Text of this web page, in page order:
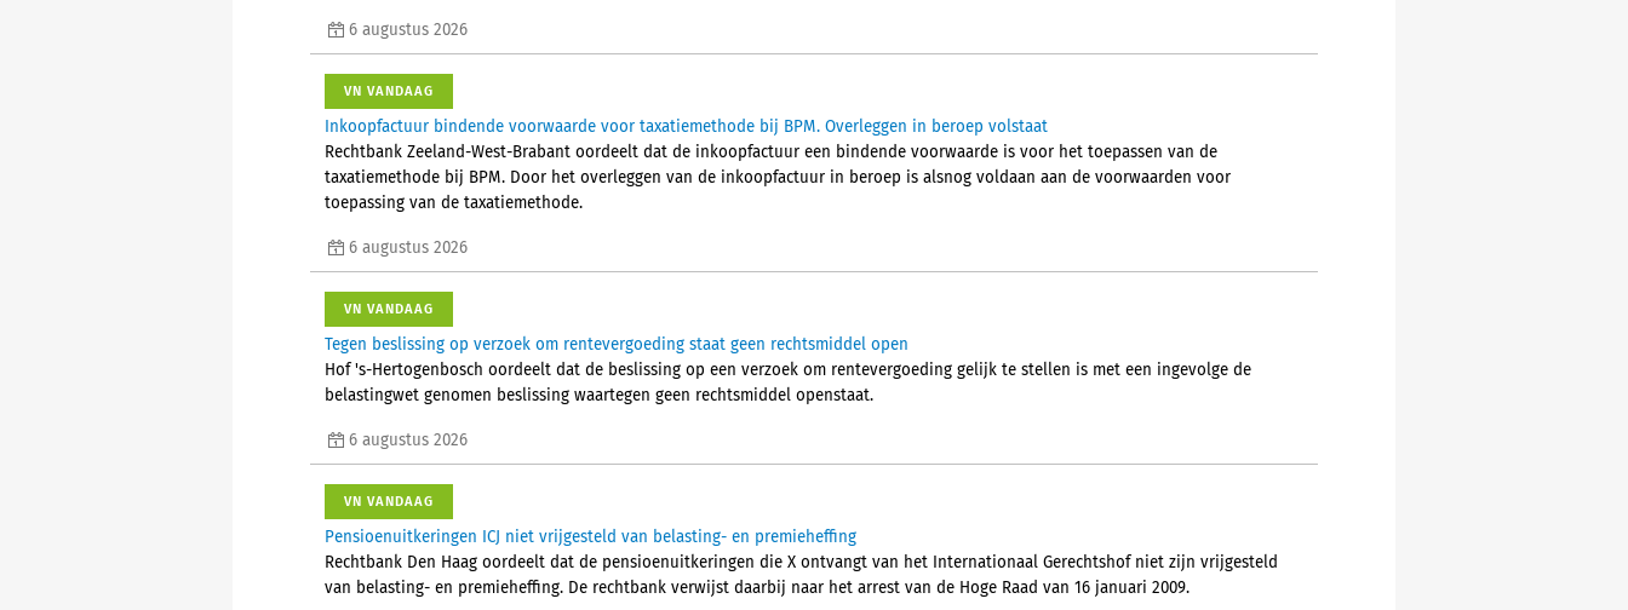
6 augustus 2026
VN VANDAAG
Inkoopfactuur bindende voorwaarde voor taxatiemethode bij BPM. Overleggen in beroep volstaat
Rechtbank Zeeland-West-Brabant oordeelt dat de inkoopfactuur een bindende voorwaarde is voor het toepassen van de
taxatiemethode bij BPM. Door het overleggen van de inkoopfactuur in beroep is alsnog voldaan aan de voorwaarden voor
toepassing van de taxatiemethode.
6 augustus 2026
VN VANDAAG
Tegen beslissing op verzoek om rentevergoeding staat geen rechtsmiddel open
Hof 's-Hertogenbosch oordeelt dat de beslissing op een verzoek om rentevergoeding gelijk te stellen is met een ingevolge de
belastingwet genomen beslissing waartegen geen rechtsmiddel openstaat.
6 augustus 2026
VN VANDAAG
Pensioenuitkeringen ICJ niet vrijgesteld van belasting- en premieheffing
Rechtbank Den Haag oordeelt dat de pensioenuitkeringen die X ontvangt van het Internationaal Gerechtshof niet zijn vrijgesteld
van belasting- en premieheffing. De rechtbank verwijst daarbij naar het arrest van de Hoge Raad van 16 januari 2009.